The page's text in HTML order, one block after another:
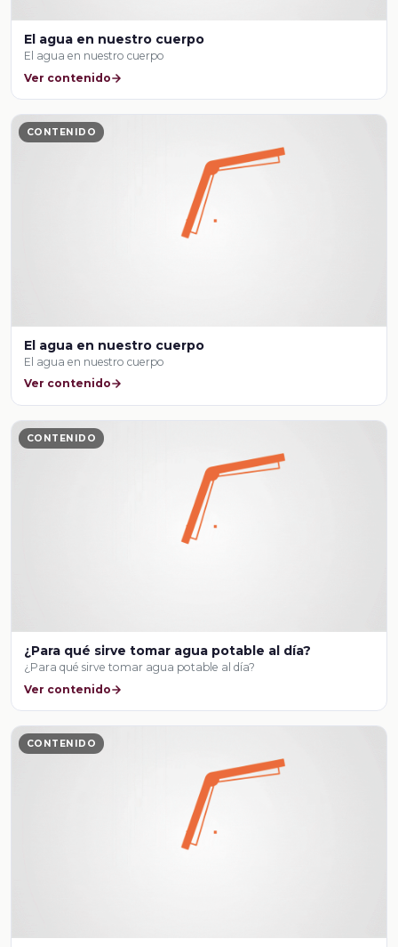
El agua en nuestro cuerpo
El agua en nuestro cuerpo
Ver contenido
CONTENIDO
El agua en nuestro cuerpo
El agua en nuestro cuerpo
Ver contenido
CONTENIDO
¿Para qué sirve tomar agua potable al día?
¿Para qué sirve tomar agua potable al día?
Ver contenido
CONTENIDO